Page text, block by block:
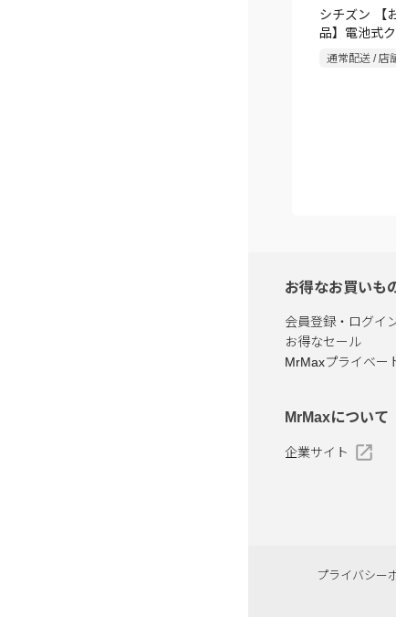
シチズン 【
品】電池式ク
カラーウオ
001
通常配送 / 店
お得なお買いも
会員登録・ログイ
お得なセール
MrMaxプライベー
MrMaxについて
企業サイト
プライバシー